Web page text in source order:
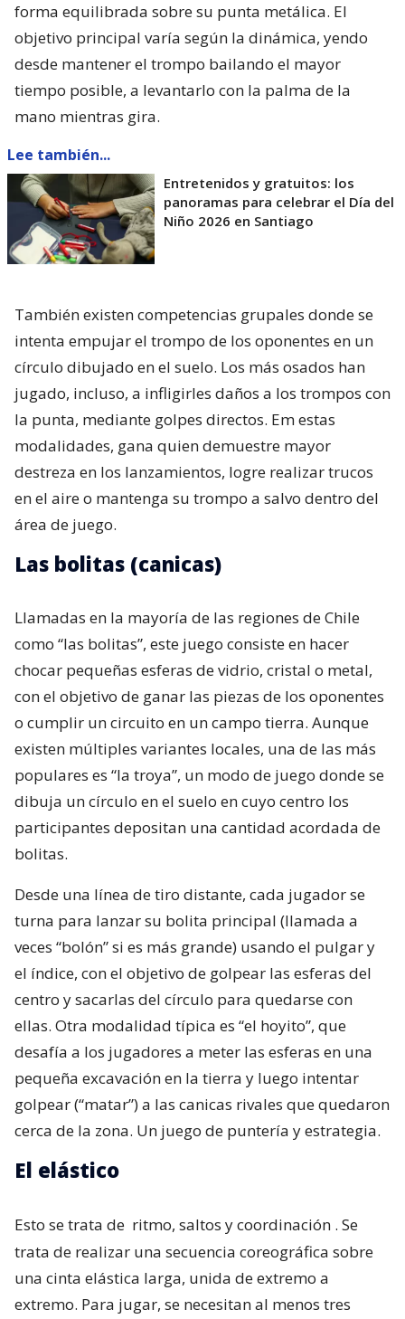
forma equilibrada sobre su punta metálica. El
objetivo principal varía según la dinámica, yendo
desde mantener el trompo bailando el mayor
tiempo posible, a levantarlo con la palma de la
mano mientras gira.
Lee también...
Entretenidos y gratuitos: los
panoramas para celebrar el Día del
Niño 2026 en Santiago
También existen competencias grupales donde se
intenta empujar el trompo de los oponentes en un
círculo dibujado en el suelo. Los más osados han
jugado, incluso, a infligirles daños a los trompos con
la punta, mediante golpes directos. Em estas
modalidades, gana quien demuestre mayor
destreza en los lanzamientos, logre realizar trucos
en el aire o mantenga su trompo a salvo dentro del
área de juego.
Las bolitas (canicas)
Llamadas en la mayoría de las regiones de Chile
como “las bolitas”, este juego consiste en hacer
chocar pequeñas esferas de vidrio, cristal o metal,
con el objetivo de ganar las piezas de los oponentes
o cumplir un circuito en un campo tierra. Aunque
existen múltiples variantes locales, una de las más
populares es “la troya”, un modo de juego donde se
dibuja un círculo en el suelo en cuyo centro los
participantes depositan una cantidad acordada de
bolitas.
Desde una línea de tiro distante, cada jugador se
turna para lanzar su bolita principal (llamada a
veces “bolón” si es más grande) usando el pulgar y
el índice, con el objetivo de golpear las esferas del
centro y sacarlas del círculo para quedarse con
ellas. Otra modalidad típica es “el hoyito”, que
desafía a los jugadores a meter las esferas en una
pequeña excavación en la tierra y luego intentar
golpear (“matar”) a las canicas rivales que quedaron
cerca de la zona. Un juego de puntería y estrategia.
El elástico
Esto se trata de ritmo, saltos y coordinación . Se
trata de realizar una secuencia coreográfica sobre
una cinta elástica larga, unida de extremo a
extremo. Para jugar, se necesitan al menos tres